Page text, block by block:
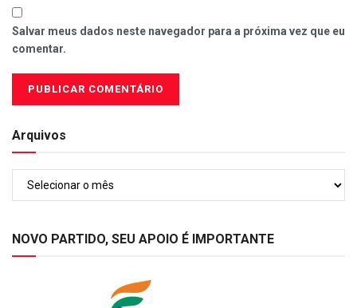
Salvar meus dados neste navegador para a próxima vez que eu
comentar.
Arquivos
NOVO PARTIDO, SEU APOIO É IMPORTANTE